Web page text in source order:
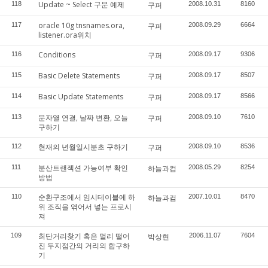
118 Update ~ Select 구문 예제 구퍼 2008.10.31 8160
117
oracle 10g tnsnames.ora,
listener.ora위치
구퍼 2008.09.29 6664
116 Conditions 구퍼 2008.09.17 9306
115 Basic Delete Statements 구퍼 2008.09.17 8507
114 Basic Update Statements 구퍼 2008.09.17 8566
113
문자열 연결, 날짜 변환, 오늘
구하기
구퍼 2008.09.10 7610
112 현재의 년월일시분초 구하기 구퍼 2008.09.10 8536
111
분산트랜젝션 가능여부 확인
방법
하늘과컴 2008.05.29 8254
110
순환구조에서 임시테이블에 하
위 조직을 엮어서 넣는 프로시
져
하늘과컴 2007.10.01 8470
109
최단거리찾기 혹은 멀리 떨어
진 두지점간의 거리의 합구하
기
박상현 2006.11.07 7604